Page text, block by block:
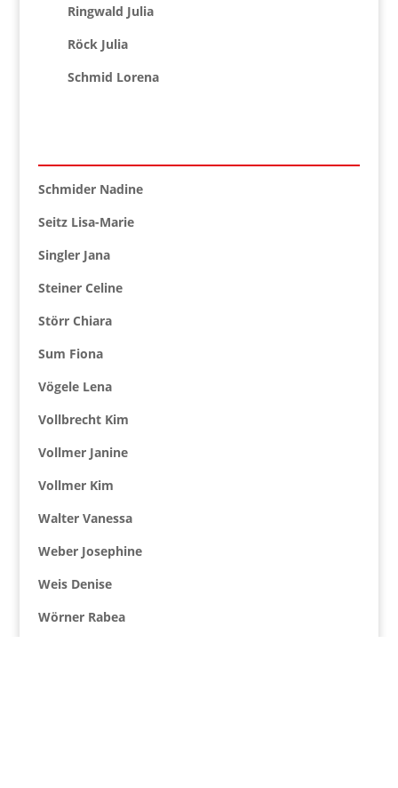
Ringwald Julia
Röck Julia
Schmid Lorena
Schmider Nadine
Seitz Lisa-Marie
Singler Jana
Steiner Celine
Störr Chiara
Sum Fiona
Vögele Lena
Vollbrecht Kim
Vollmer Janine
Vollmer Kim
Walter Vanessa
Weber Josephine
Weis Denise
Wörner Rabea